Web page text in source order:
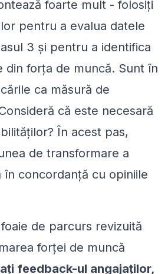
foarte mult - folosiți
pentru a evalua datele
3 și pentru a identifica
din forța de muncă. Sunt în
ca măsură de
că este necesară
În acest pas,
de transformare a
concordanță cu opiniile
de parcurs revizuită
forței de muncă
feedback-ul angajaților,